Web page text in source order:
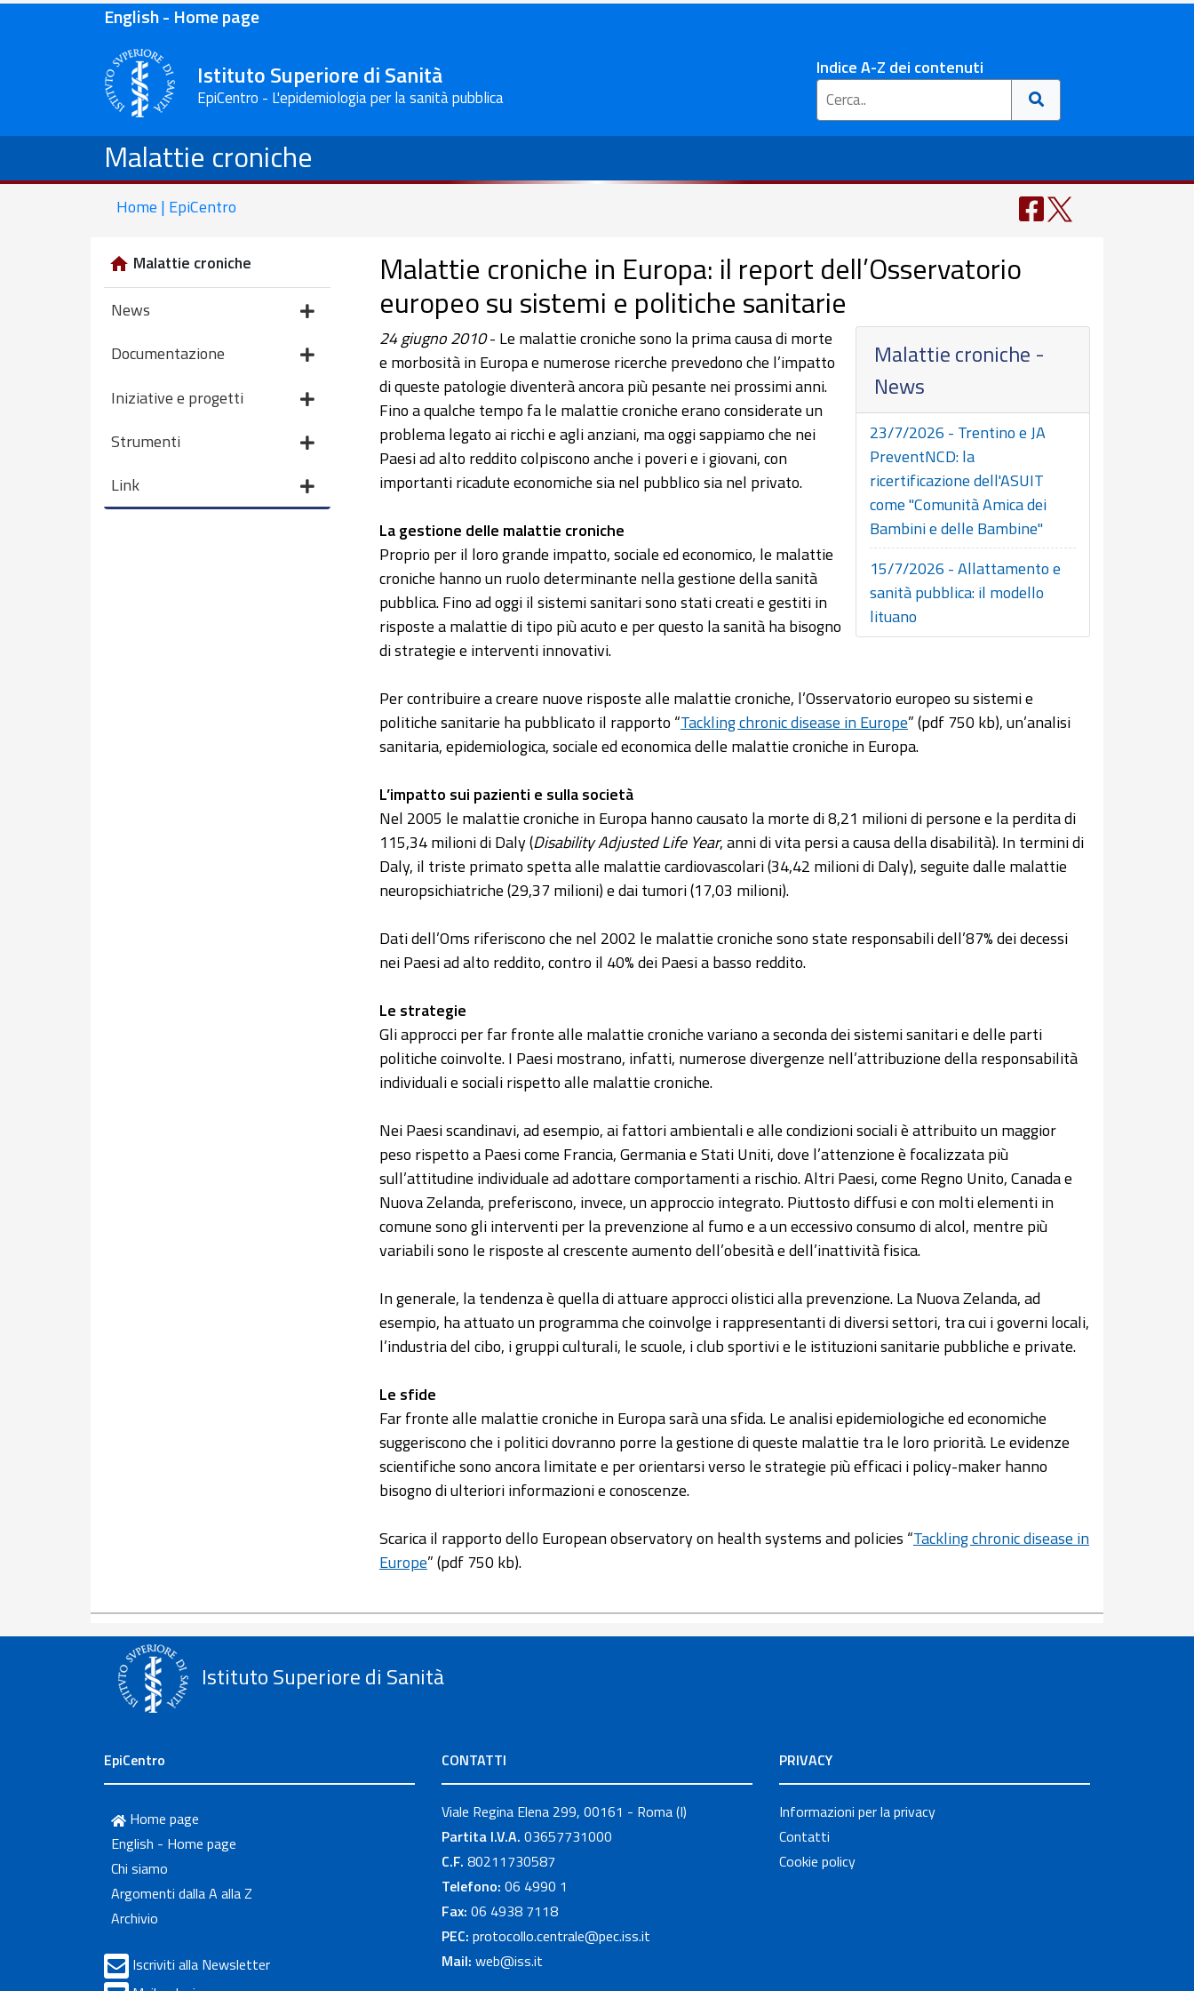
English - Home page
Istituto Superiore di Sanità
EpiCentro - L'epidemiologia per la sanità pubblica
Indice A-Z dei contenuti
Malattie croniche
Home | EpiCentro
Malattie croniche
News
Documentazione
Iniziative e progetti
Strumenti
Link
Malattie croniche in Europa: il report dell’Osservatorio
europeo su sistemi e politiche sanitarie
Malattie croniche -
News
23/7/2026 - Trentino e JA
PreventNCD: la
ricertificazione dell'ASUIT
come "Comunità Amica dei
Bambini e delle Bambine"
15/7/2026 - Allattamento e
sanità pubblica: il modello
lituano
24 giugno 2010- Le malattie croniche sono la prima causa di morte
e morbosità in Europa e numerose ricerche prevedono che l’impatto
di queste patologie diventerà ancora più pesante nei prossimi anni.
Fino a qualche tempo fa le malattie croniche erano considerate un
problema legato ai ricchi e agli anziani, ma oggi sappiamo che nei
Paesi ad alto reddito colpiscono anche i poveri e i giovani, con
importanti ricadute economiche sia nel pubblico sia nel privato.
La gestione delle malattie croniche
Proprio per il loro grande impatto, sociale ed economico, le malattie
croniche hanno un ruolo determinante nella gestione della sanità
pubblica. Fino ad oggi il sistemi sanitari sono stati creati e gestiti in
risposte a malattie di tipo più acuto e per questo la sanità ha bisogno
di strategie e interventi innovativi.
Per contribuire a creare nuove risposte alle malattie croniche, l’Osservatorio europeo su sistemi e
politiche sanitarie ha pubblicato il rapporto “Tackling chronic disease in Europe” (pdf 750 kb), un’analisi
sanitaria, epidemiologica, sociale ed economica delle malattie croniche in Europa.
L’impatto sui pazienti e sulla società
Nel 2005 le malattie croniche in Europa hanno causato la morte di 8,21 milioni di persone e la perdita di
115,34 milioni di Daly (Disability Adjusted Life Year, anni di vita persi a causa della disabilità). In termini di
Daly, il triste primato spetta alle malattie cardiovascolari (34,42 milioni di Daly), seguite dalle malattie
neuropsichiatriche (29,37 milioni) e dai tumori (17,03 milioni).
Dati dell’Oms riferiscono che nel 2002 le malattie croniche sono state responsabili dell’87% dei decessi
nei Paesi ad alto reddito, contro il 40% dei Paesi a basso reddito.
Le strategie
Gli approcci per far fronte alle malattie croniche variano a seconda dei sistemi sanitari e delle parti
politiche coinvolte. I Paesi mostrano, infatti, numerose divergenze nell’attribuzione della responsabilità
individuali e sociali rispetto alle malattie croniche.
Nei Paesi scandinavi, ad esempio, ai fattori ambientali e alle condizioni sociali è attribuito un maggior
peso rispetto a Paesi come Francia, Germania e Stati Uniti, dove l’attenzione è focalizzata più
sull’attitudine individuale ad adottare comportamenti a rischio. Altri Paesi, come Regno Unito, Canada e
Nuova Zelanda, preferiscono, invece, un approccio integrato. Piuttosto diffusi e con molti elementi in
comune sono gli interventi per la prevenzione al fumo e a un eccessivo consumo di alcol, mentre più
variabili sono le risposte al crescente aumento dell’obesità e dell’inattività fisica.
In generale, la tendenza è quella di attuare approcci olistici alla prevenzione. La Nuova Zelanda, ad
esempio, ha attuato un programma che coinvolge i rappresentanti di diversi settori, tra cui i governi locali,
l’industria del cibo, i gruppi culturali, le scuole, i club sportivi e le istituzioni sanitarie pubbliche e private.
Le sfide
Far fronte alle malattie croniche in Europa sarà una sfida. Le analisi epidemiologiche ed economiche
suggeriscono che i politici dovranno porre la gestione di queste malattie tra le loro priorità. Le evidenze
scientifiche sono ancora limitate e per orientarsi verso le strategie più efficaci i policy-maker hanno
bisogno di ulteriori informazioni e conoscenze.
Scarica il rapporto dello European observatory on health systems and policies “Tackling chronic disease in
Europe” (pdf 750 kb).
Istituto Superiore di Sanità
EpiCentro
Home page
English - Home page
Chi siamo
Argomenti dalla A alla Z
Archivio
Iscriviti alla Newsletter
CONTATTI
Viale Regina Elena 299, 00161 - Roma (I)
Partita I.V.A. 03657731000
C.F. 80211730587
Telefono: 06 4990 1
Fax: 06 4938 7118
PEC: protocollo.centrale@pec.iss.it
Mail: web@iss.it
PRIVACY
Informazioni per la privacy
Contatti
Cookie policy